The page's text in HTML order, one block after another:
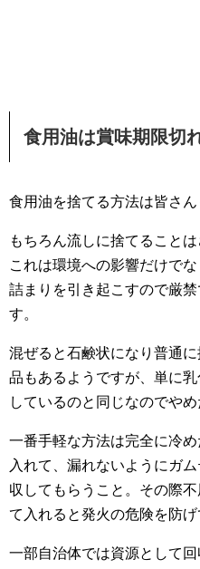
食用油は賞味期限切
食用油を捨てる方法は皆さん
もちろん流しに捨てること
これは環境への影響だけで
詰まりを引き起こすので厳
す。
混ぜると石鹸状になり普通
品もあるようですが、単に
しているのと同じなのでや
一番手軽な方法は完全に冷
入れて、漏れないようにガ
収してもらうこと。その際
て入れると発火の危険を防げ
一部自治体では資源として